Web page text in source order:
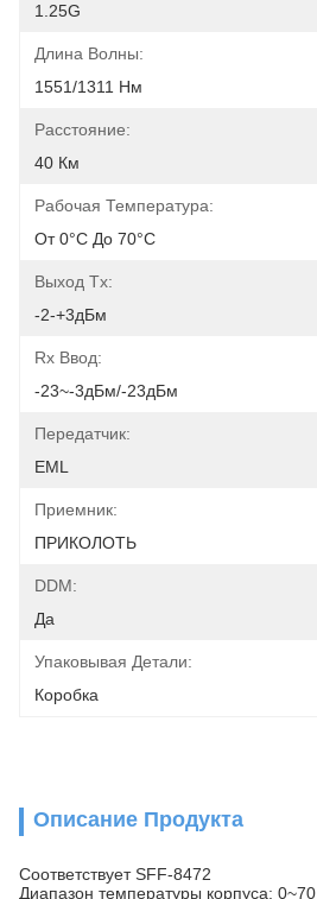
1.25G
Длина Волны:
1551/1311 Нм
Расстояние:
40 Км
Рабочая Температура:
От 0°C До 70°C
Выход Tx:
-2-+3дБм
Rx Ввод:
-23~-3дБм/-23дБм
Передатчик:
EML
Приемник:
ПРИКОЛОТЬ
DDM:
Да
Упаковывая Детали:
Коробка
Описание Продукта
Соответствует SFF-8472
Диапазон температуры корпуса: 0~70